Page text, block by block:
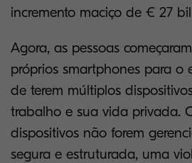
incremento maciço de € 27
Agora, as pessoas
próprios smartphones para o
de terem múltiplos
trabalho e sua vida privada.
dispositivos não forem
segura e estruturada, uma